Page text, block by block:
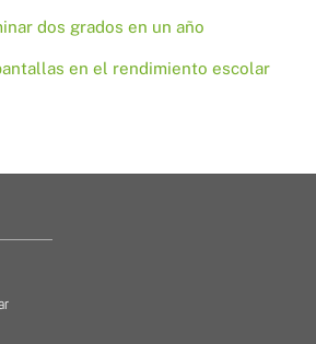
dos grados en un año
en el rendimiento escolar